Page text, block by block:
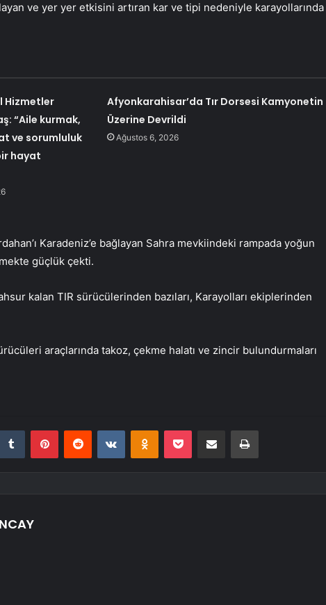
ve yer yer etkisini artıran kar ve tipi nedeniyle karayollarında
Hizmetler
“Aile kurmak,
ve sorumluluk
hayat
Afyonkarahisar’da Tır Dorsesi Kamyonetin
Üzerine Devrildi
Ağustos 6, 2026
Karadeniz’e bağlayan Sahra mevkiindeki rampada yoğun
güçlük çekti.
kalan TIR sürücülerinden bazıları, Karayolları ekiplerinden
araçlarında takoz, çekme halatı ve zincir bulundurmaları
Tumblr PinterestReddit VKontakteOdnoklassniki
Pocket E-Posta ile paylaş Yazdır